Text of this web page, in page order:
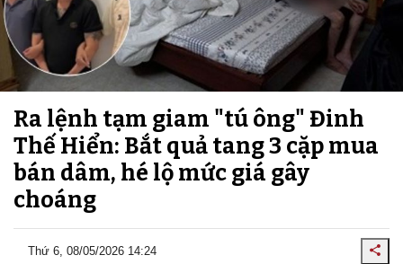
Ra lệnh tạm giam "tú ông" Đinh
Thế Hiển: Bắt quả tang 3 cặp mua
bán dâm, hé lộ mức giá gây
choáng
Thứ 6, 08/05/2026 14:24